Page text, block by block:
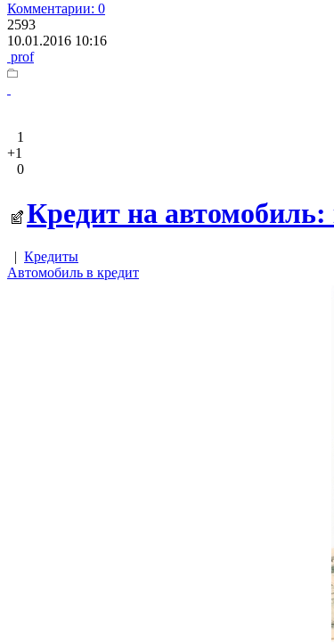
Комментарии: 0
2593
10.01.2016 10:16
prof
1
+1
0
Кредит на автомобиль:
| Кредиты
Автомобиль в кредит